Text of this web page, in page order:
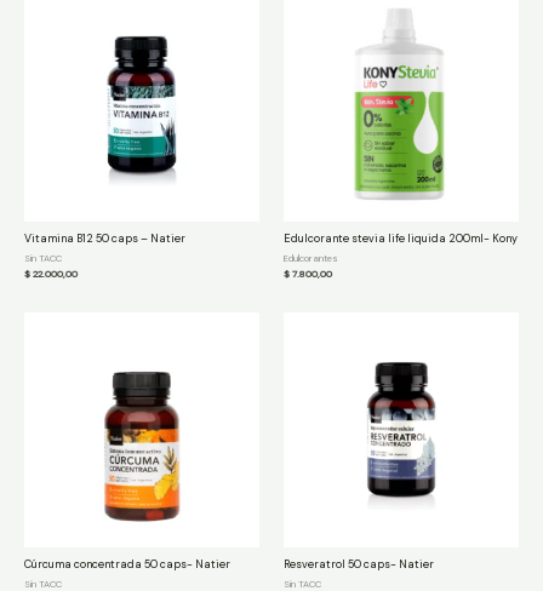
Vitamina B12 50 caps – Natier
Sin TACC
$22.000,00
Edulcorante stevia life liquida 200ml- Kony
Edulcorantes
$7.800,00
Cúrcuma concentrada 50 caps- Natier
Sin TACC
Resveratrol 50 caps- Natier
Sin TACC